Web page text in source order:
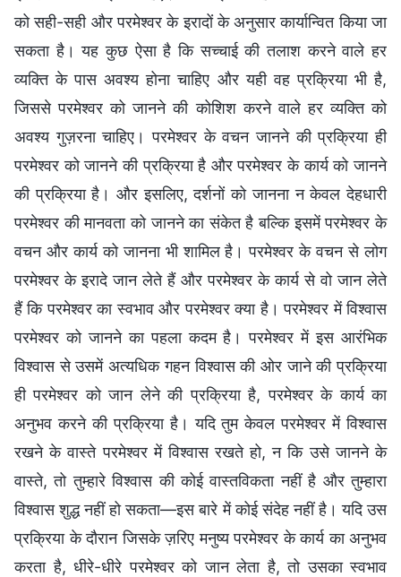
को सही-सही और परमेश्वर के इरादों के अनुसार कार्यान्वित किया जा
सकता है। यह कुछ ऐसा है कि सच्चाई की तलाश करने वाले हर
व्यक्ति के पास अवश्य होना चाहिए और यही वह प्रक्रिया भी है,
जिससे परमेश्वर को जानने की कोशिश करने वाले हर व्यक्ति को
अवश्य गुज़रना चाहिए। परमेश्वर के वचन जानने की प्रक्रिया ही
परमेश्वर को जानने की प्रक्रिया है और परमेश्वर के कार्य को जानने
की प्रक्रिया है। और इसलिए, दर्शनों को जानना न केवल देहधारी
परमेश्वर की मानवता को जानने का संकेत है बल्कि इसमें परमेश्वर के
वचन और कार्य को जानना भी शामिल है। परमेश्वर के वचन से लोग
परमेश्वर के इरादे जान लेते हैं और परमेश्वर के कार्य से वो जान लेते
हैं कि परमेश्वर का स्वभाव और परमेश्वर क्या है। परमेश्वर में विश्वास
परमेश्वर को जानने का पहला कदम है। परमेश्वर में इस आरंभिक
विश्वास से उसमें अत्यधिक गहन विश्वास की ओर जाने की प्रक्रिया
ही परमेश्वर को जान लेने की प्रक्रिया है, परमेश्वर के कार्य का
अनुभव करने की प्रक्रिया है। यदि तुम केवल परमेश्वर में विश्वास
रखने के वास्ते परमेश्वर में विश्वास रखते हो, न कि उसे जानने के
वास्ते, तो तुम्हारे विश्वास की कोई वास्तविकता नहीं है और तुम्हारा
विश्वास शुद्ध नहीं हो सकता—इस बारे में कोई संदेह नहीं है। यदि उस
प्रक्रिया के दौरान जिसके ज़रिए मनुष्य परमेश्वर के कार्य का अनुभव
करता है, धीरे-धीरे परमेश्वर को जान लेता है, तो उसका स्वभाव